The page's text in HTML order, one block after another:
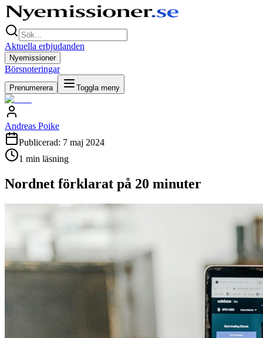
Aktuella erbjudanden
Nyemissioner
Börsnoteringar
Prenumerera Toggla meny
Andreas Poike
Publicerad: 7 maj 2024
1 min läsning
Nordnet förklarat på 20 minuter